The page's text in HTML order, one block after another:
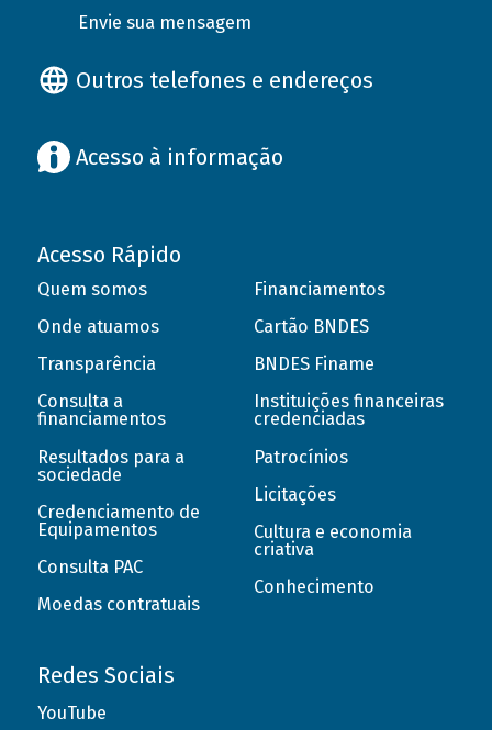
Envie sua mensagem
Outros telefones e endereços
Acesso à informação
Acesso Rápido
Quem somos
Onde atuamos
Transparência
Consulta a
financiamentos
Resultados para a
sociedade
Credenciamento de
Equipamentos
Consulta PAC
Moedas contratuais
Financiamentos
Cartão BNDES
BNDES Finame
Instituições financeiras
credenciadas
Patrocínios
Licitações
Cultura e economia
criativa
Conhecimento
Redes Sociais
YouTube